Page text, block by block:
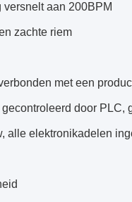
aan 200BPM
zachte riem
met een
door PLC,
alle elektronikadelen